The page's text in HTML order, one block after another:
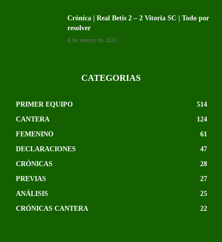
Crónica | Real Betis 2 – 2 Vitoria SC | Todo por
resolver
8 de marzo de 2025
CATEGORIAS
PRIMER EQUIPO
514
CANTERA
124
FEMENINO
61
DECLARACIONES
47
CRÓNICAS
28
PREVIAS
27
ANÁLISIS
25
CRÓNICAS CANTERA
22